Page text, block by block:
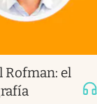
Rofman: el